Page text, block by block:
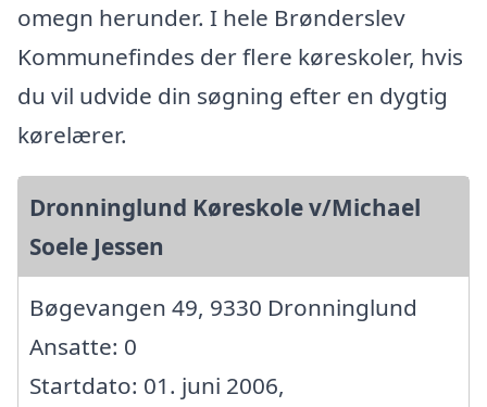
omegn herunder. I hele Brønderslev
Kommunefindes der flere køreskoler, hvis
du vil udvide din søgning efter en dygtig
kørelærer.
Dronninglund Køreskole v/Michael
Soele Jessen
Bøgevangen 49, 9330 Dronninglund
Ansatte: 0
Startdato: 01. juni 2006,